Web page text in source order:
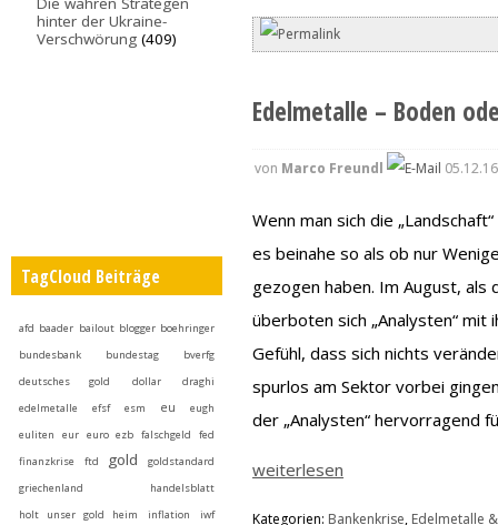
hinter der Ukraine-
Verschwörung (409)
TagCloud Beiträge
afd baader bailout blogger boehringer
bundesbank
bundestag
bverfg
deutsches gold
dollar
draghi
edelmetalle
efsf esm eu
eugh
euliten
eur euro ezb falschgeld
fed
finanzkrise
ftd gold
goldstandard
griechenland
handelsblatt
holt unser gold heim
inflation
iwf
Edelmetalle – Boden
von Marco Freundl
Wenn man sich die
es beinahe so als ob nur
gezogen haben. Im August,
überboten sich „Analysten“
Gefühl, dass sich nichts
spurlos am Sektor vorbei
der „Analysten“ hervorragend
weiterlesen
Kategorien: Bankenkrise, Edelmetalle